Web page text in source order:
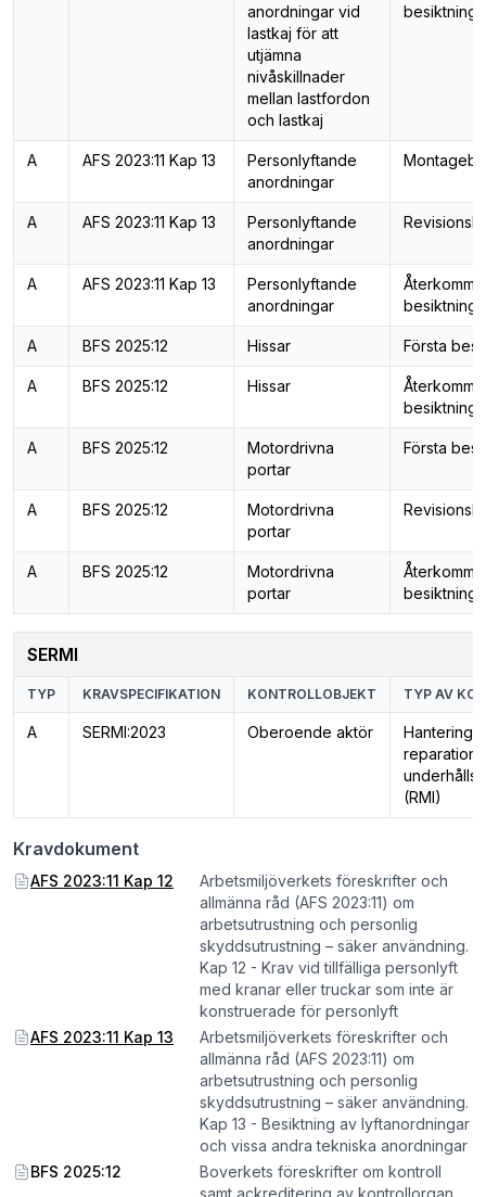
anordningar vid
lastkaj för att
utjämna
nivåskillnader
mellan lastfordon
och lastkaj
besiktning
A AFS 2023:11 Kap 13
Personlyftande
anordningar
A AFS 2023:11 Kap 13
Personlyftande
anordningar
A AFS 2023:11 Kap 13
Personlyftande
anordningar
besiktning
A BFS 2025:12 Hissar Första
A BFS 2025:12 Hissar
besiktning
A BFS 2025:12
Motordrivna
portar
Första
A BFS 2025:12
Motordrivna
portar
A BFS 2025:12
Motordrivna
portar
besiktning
SERMI
TYP KRAVSPECIFIKATION KONTROLLOBJEKT TYP AV
A SERMI:2023 Oberoende aktör
Hantering
(RMI)
Kravdokument
AFS 2023:11 Kap 12
Arbetsmiljöverkets föreskrifter och
allmänna råd (AFS 2023:11) om
arbetsutrustning och personlig
skyddsutrustning – säker användning.
Kap 12 - Krav vid tillfälliga personlyft
med kranar eller truckar som inte är
konstruerade för personlyft
AFS 2023:11 Kap 13
Arbetsmiljöverkets föreskrifter och
allmänna råd (AFS 2023:11) om
arbetsutrustning och personlig
skyddsutrustning – säker användning.
Kap 13 - Besiktning av lyftanordningar
och vissa andra tekniska anordningar
BFS 2025:12
Boverkets föreskrifter om kontroll
samt ackreditering av kontrollorgan